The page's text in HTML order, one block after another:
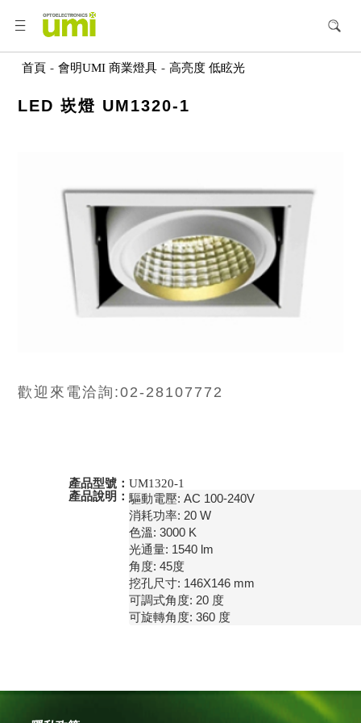
首頁 - 會明UMI 商業燈具 - 高亮度 低眩光
LED 崁燈 UM1320-1
歡迎來電洽詢:02-28107772
產品型號： UM1320-1
產品說明： 驅動電壓: AC 100-240V
消耗功率: 20 W
色溫: 3000 K
光通量: 1540 lm
角度: 45度
挖孔尺寸: 146X146 mm
可調式角度: 20 度
可旋轉角度: 360 度